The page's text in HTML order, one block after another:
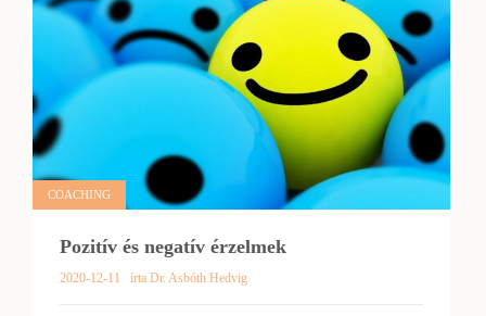
COACHING
Pozitív és negatív érzelmek
2020-12-11 írta Dr. Asbóth Hedvig